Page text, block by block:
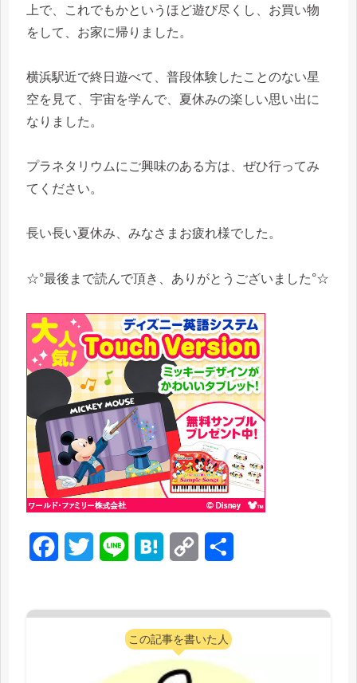
上で、これでもかというほど遊び尽くし、お買い物
をして、お家に帰りました。
横浜駅近で終日遊べて、普段体験したことのない星
空を見て、宇宙を学んで、夏休みの楽しい思い出に
なりました。
プラネタリウムにご興味のある方は、ぜひ行ってみ
てください。
長い長い夏休み、みなさまお疲れ様でした。
☆°最後まで読んで頂き、ありがとうございました°☆
e e
n
y
L
この記事を書いた人